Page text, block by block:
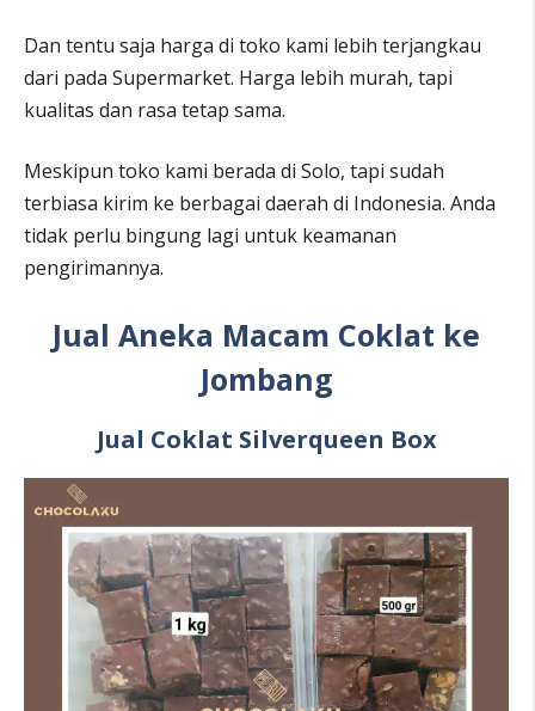
Dan tentu saja harga di toko kami lebih terjangkau
dari pada Supermarket. Harga lebih murah, tapi
kualitas dan rasa tetap sama.
Meskipun toko kami berada di Solo, tapi sudah
terbiasa kirim ke berbagai daerah di Indonesia. Anda
tidak perlu bingung lagi untuk keamanan
pengirimannya.
Jual Aneka Macam Coklat ke
Jombang
Jual Coklat Silverqueen Box